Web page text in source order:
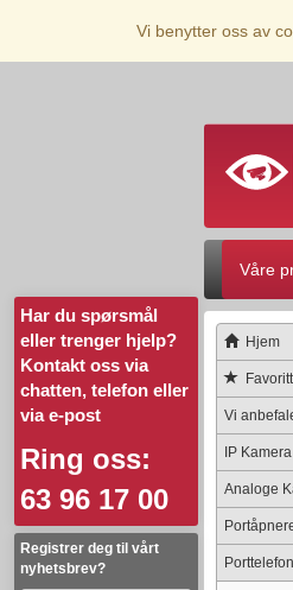
Vi benytter oss av
Har du spørsmål
eller trenger hjelp?
Kontakt oss via
chatten, telefon eller
via e-post
Ring oss:
63 96 17 00
Registrer deg til vårt
nyhetsbrev?
Våre
Hjem
Vi
IP
Analoge